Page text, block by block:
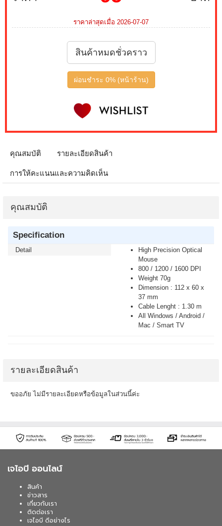
ราคาล่าสุดเมื่อ 2026-07-07
สินค้าหมดชั่วคราว
ผ่อนชำระ 0% (หน้าร้าน)
คุณสมบัติ รายละเอียดสินค้า
การให้คะแนนและความคิดเห็น
คุณสมบัติ
Specification
Detail
High Precision Optical
Mouse
800 / 1200 / 1600 DPI
Weight 70g
Dimension : 112 x 60 x
37 mm
Cable Lenght : 1.30 m
All Windows / Android /
Mac / Smart TV
รายละเอียดสินค้า
ขออภัย ไม่มีรายละเอียดหรือข้อมูลในส่วนนี้ค่ะ
เจไอบี ออนไลน์
สินค้า
ข่าวสาร
เกี่ยวกับเรา
ติดต่อเรา
เจไอบี ดีอย่างไร